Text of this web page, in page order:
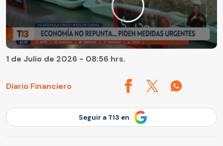
Diario Financiero
1 de Julio de 2026 - 08:56 hrs.
Seguir a T13 en